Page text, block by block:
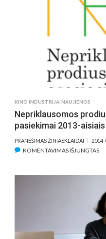
KINO INDUSTRIJA NAUJIENOS
Nepriklausomos
pasiekimai 2013-
PRANEŠIMAS ŽINIASKLAIDAI
KOMENTAVIMAS IŠJUNGTAS